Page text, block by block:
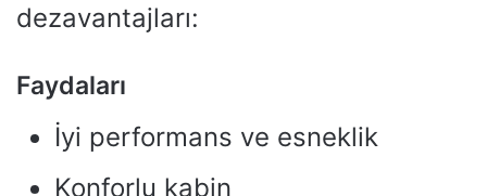
dezavantajları:
Faydaları
İyi performans ve esneklik
Konforlu kabin